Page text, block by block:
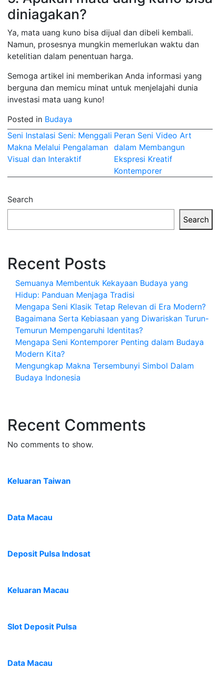
diniagakan?
Ya, mata uang kuno bisa dijual dan dibeli kembali.
Namun, prosesnya mungkin memerlukan waktu dan
ketelitian dalam penentuan harga.
Semoga artikel ini memberikan Anda informasi yang
berguna dan memicu minat untuk menjelajahi dunia
investasi mata uang kuno!
Posted in Budaya
Post
navigation
Seni Instalasi Seni: Menggali
Makna Melalui Pengalaman
Visual dan Interaktif
Peran Seni Video Art
dalam Membangun
Ekspresi Kreatif
Kontemporer
Search
Search
Recent Posts
Semuanya Membentuk Kekayaan Budaya yang
Hidup: Panduan Menjaga Tradisi
Mengapa Seni Klasik Tetap Relevan di Era Modern?
Bagaimana Serta Kebiasaan yang Diwariskan Turun-
Temurun Mempengaruhi Identitas?
Mengapa Seni Kontemporer Penting dalam Budaya
Modern Kita?
Mengungkap Makna Tersembunyi Simbol Dalam
Budaya Indonesia
Recent Comments
No comments to show.
Keluaran Taiwan
Data Macau
Deposit Pulsa Indosat
Keluaran Macau
Slot Deposit Pulsa
Data Macau